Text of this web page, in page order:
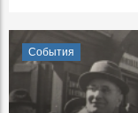
События